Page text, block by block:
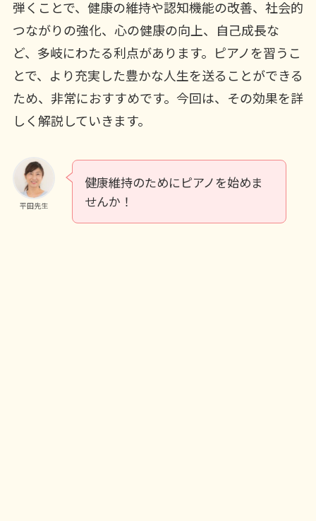
弾くことで、健康の維持や認知機能の改善、社会的
つながりの強化、心の健康の向上、自己成長な
ど、多岐にわたる利点があります。ピアノを習うこ
とで、より充実した豊かな人生を送ることができる
ため、非常におすすめです。今回は、その効果を詳
しく解説していきます。
平田先生
健康維持のためにピアノを始めま
せんか！